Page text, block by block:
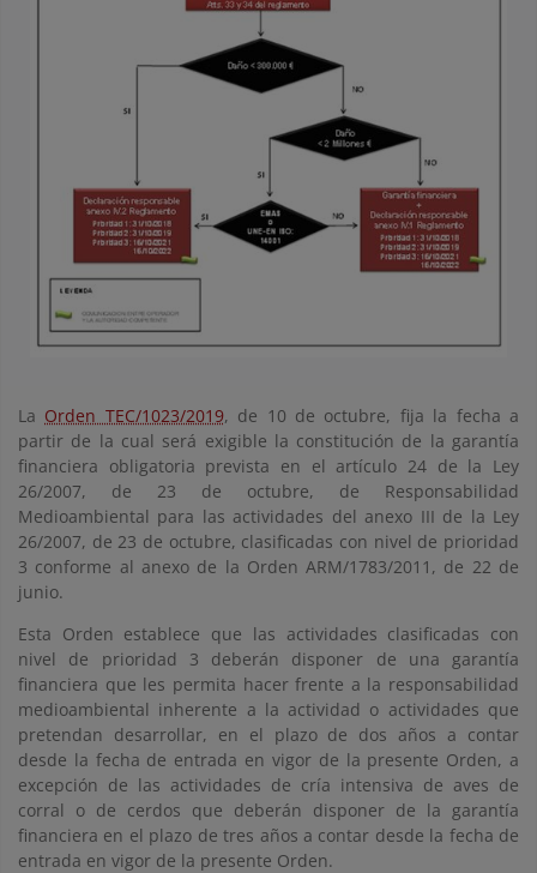
La Orden TEC/1023/2019, de 10 de octubre, fija la fecha a
partir de la cual será exigible la constitución de la garantía
financiera obligatoria prevista en el artículo 24 de la Ley
26/2007, de 23 de octubre, de Responsabilidad
Medioambiental para las actividades del anexo III de la Ley
26/2007, de 23 de octubre, clasificadas con nivel de prioridad
3 conforme al anexo de la Orden ARM/1783/2011, de 22 de
junio.
Esta Orden establece que las actividades clasificadas con
nivel de prioridad 3 deberán disponer de una garantía
financiera que les permita hacer frente a la responsabilidad
medioambiental inherente a la actividad o actividades que
pretendan desarrollar, en el plazo de dos años a contar
desde la fecha de entrada en vigor de la presente Orden, a
excepción de las actividades de cría intensiva de aves de
corral o de cerdos que deberán disponer de la garantía
financiera en el plazo de tres años a contar desde la fecha de
entrada en vigor de la presente Orden.